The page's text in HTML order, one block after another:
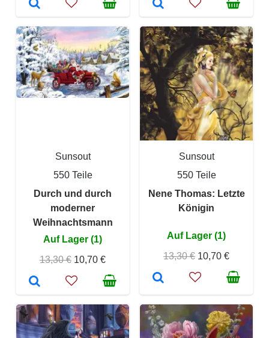
Sunsout
550 Teile
Durch und durch
moderner
Weihnachtsmann
Auf Lager (1)
13,30 € 10,70 €
Sunsout
550 Teile
Nene Thomas: Letzte
Königin
Auf Lager (1)
13,30 € 10,70 €